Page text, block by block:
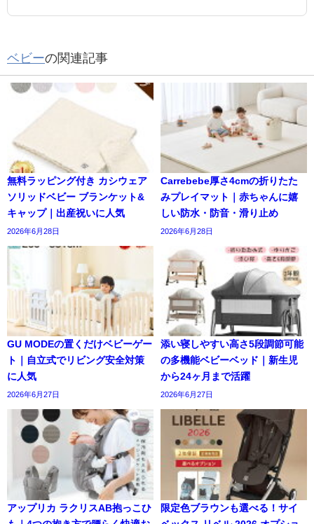
ベビーの関連記事
無料ラッピング付き カシウェア
ソリッドベビー ブランケット&
キャップ｜出産祝いに人気
2026年6月28日
Carrebebe厚さ4cmの折りたた
みプレイマット｜赤ちゃんに嬉
しい防水・防音・滑り止め
2026年6月28日
GU MODEの置くだけベビーゲー
ト｜自立式でリビング安全対策
に人気
2026年6月27日
添い寝しやすい高さ5段調節可能
の多機能ベビーベッド｜新生児
から24ヶ月まで活躍
2026年6月27日
アップリカ ラクリスAB抱っこひ
限定色ブラウンも選べる！サイ